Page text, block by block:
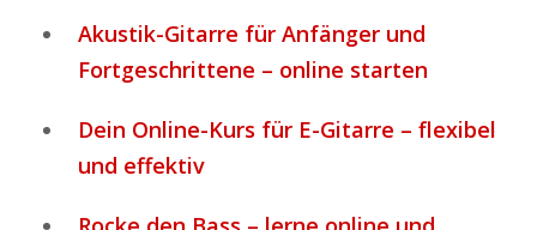
Akustik-Gitarre für Anfänger und
Fortgeschrittene – online starten
Dein Online-Kurs für E-Gitarre – flexibel
und effektiv